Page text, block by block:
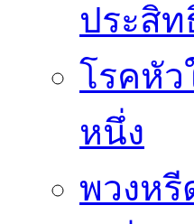
ประสิ
โรคหัว
หนึ่ง
พวงห